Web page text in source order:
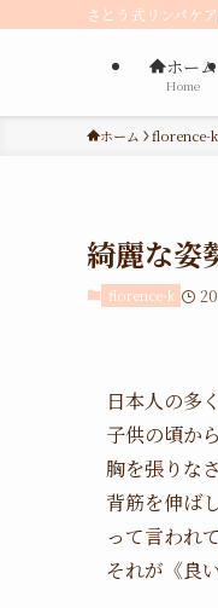
さとう式リンパケ
ホーム
Home
ホーム florence-k
綺麗な姿
florence-k
日本人の多
子供の頃から
胸を張りな
背筋を伸ば
って言われ
それが《良